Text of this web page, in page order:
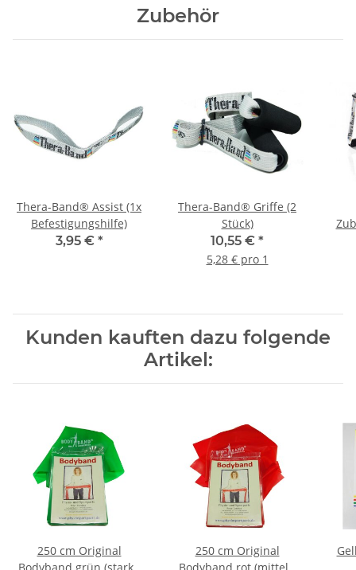
Zubehör
Thera-Band® Assist (1x
Befestigungshilfe)
3,95 € *
Thera-Band® Griffe (2
Stück)
10,55 € *
5,28 € pro 1
Kunden kauften dazu folgende
Artikel:
250 cm Original
250 cm Original